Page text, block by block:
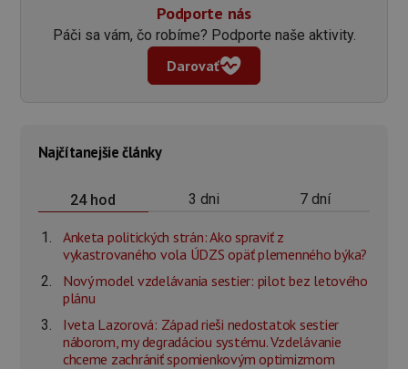
Podporte nás
Páči sa vám, čo robíme? Podporte naše aktivity.
Darovať
Najčítanejšie články
24 hod 3 dni 7 dní
Anketa politických strán: Ako spraviť z
vykastrovaného vola ÚDZS opäť plemenného býka?
Nový model vzdelávania sestier: pilot bez letového
plánu
Iveta Lazorová: Západ rieši nedostatok sestier
náborom, my degradáciou systému. Vzdelávanie
chceme zachrániť spomienkovým optimizmom